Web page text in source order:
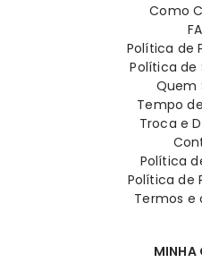
Como
Política de
Política de
Quem
Tempo
Troca e
Política
Política de
Termos e
MINHA